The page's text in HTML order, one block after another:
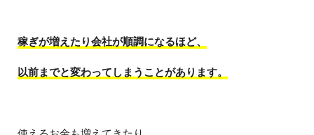
稼ぎが増えたり会社が順調になるほど、
以前までと変わってしまうことがあります。